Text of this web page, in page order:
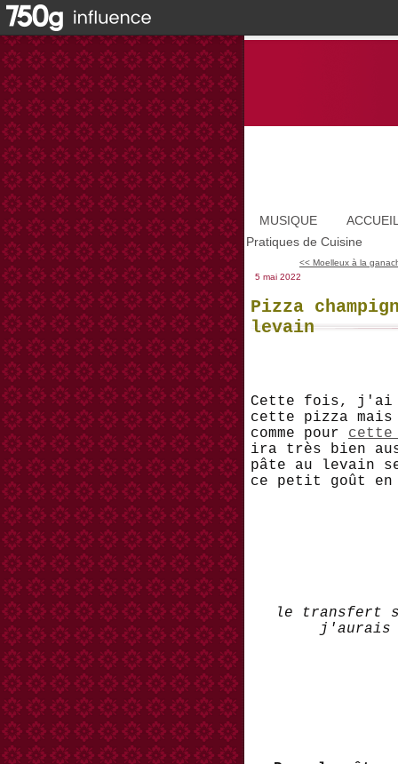
MUSIQUE
Pratiques de Cuisine
<< Moelleux à la
5 mai 2022
Pizza
levain
Cette fois, j'ai
cette pizza
comme pour cette
ira très bien
pâte au levain
ce petit goût
le transfert
j'aurais